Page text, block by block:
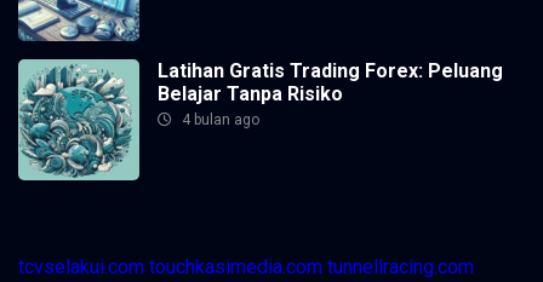
Latihan Gratis Trading Forex: Peluang
Belajar Tanpa Risiko
4 bulan ago
tcvselakui.com touchkasimedia.com tunnellracing.com